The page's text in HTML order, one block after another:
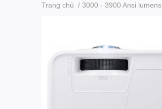
Trang chủ / 3000 - 3900 Ansi lumens